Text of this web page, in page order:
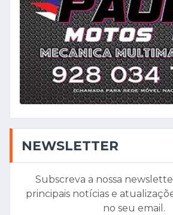
NEWSLETTER
Subscreva a nossa
principais notícias e
no seu email.